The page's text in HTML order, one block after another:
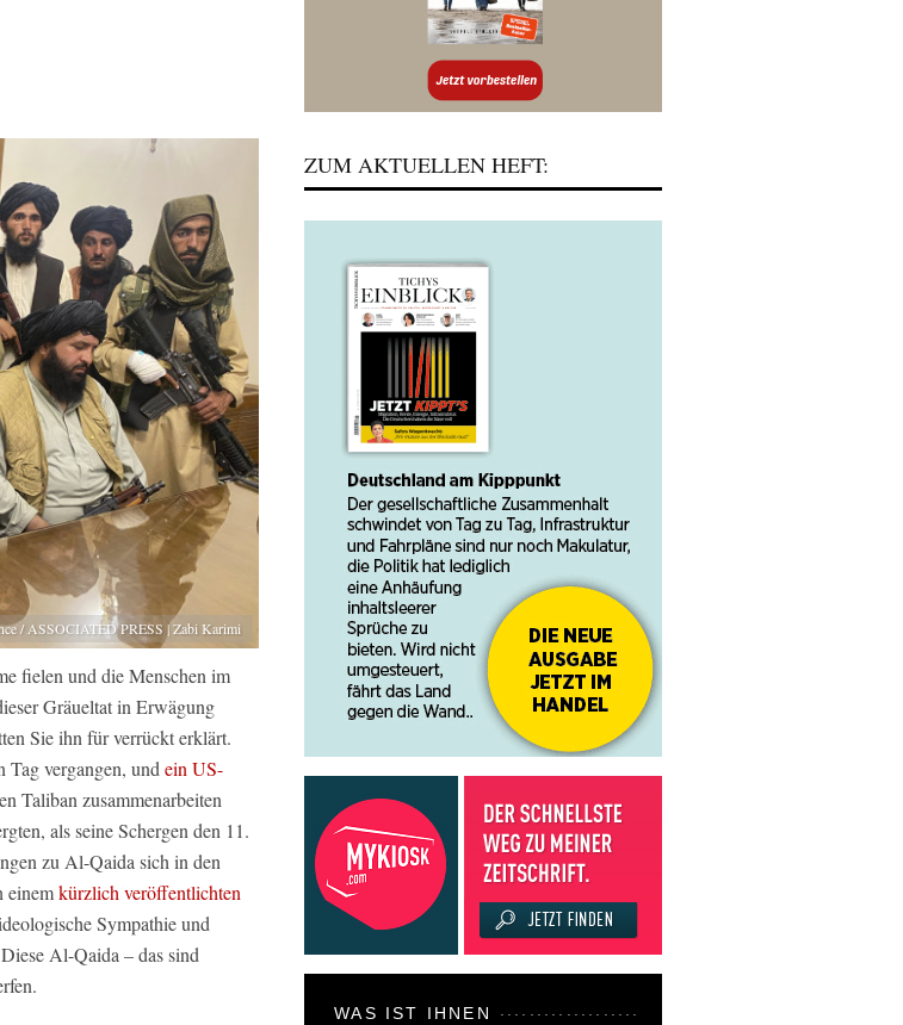
/ ASSOCIATED PRESS | Zabi Karimi
fielen und die Menschen im
Gräueltat in Erwägung
Sie ihn für verrückt erklärt.
Tag vergangen, und ein US-
Taliban zusammenarbeiten
als seine Schergen den 11.
zu Al-Qaida sich in den
einemkürzlich veröffentlichten
Sympathie und
Al-Qaida – das sind
ZUM AKTUELLEN HEFT:
WAS IST IHNEN